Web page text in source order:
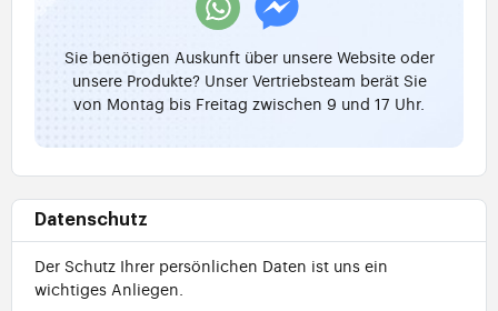
Sie benötigen Auskunft über unsere Website oder
unsere Produkte? Unser Vertriebsteam berät Sie
von Montag bis Freitag zwischen 9 und 17 Uhr.
Datenschutz
Der Schutz Ihrer persönlichen Daten ist uns ein
wichtiges Anliegen.